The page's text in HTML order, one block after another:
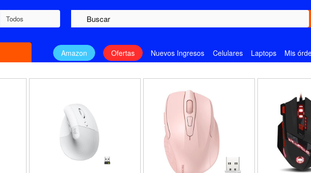
Todos
Amazon Ofertas Nuevos Ingresos Celulares Laptops Mis